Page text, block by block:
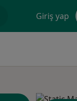
Giriş yap